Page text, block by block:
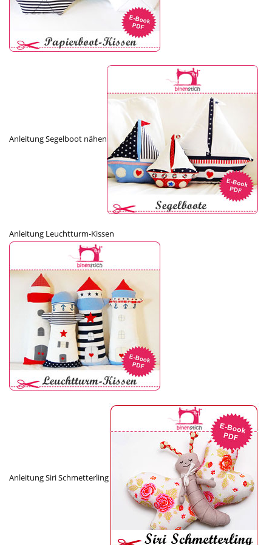
Anleitung Segelboot nähen
Anleitung Leuchtturm-Kissen
Anleitung Siri Schmetterling